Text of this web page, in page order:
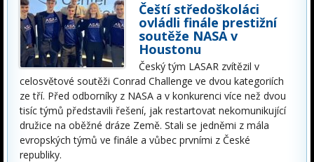
Čeští středoškoláci
ovládli finále prestižní
soutěže NASA v
Houstonu
Český tým LASAR zvítězil v
celosvětové soutěži Conrad Challenge ve dvou kategoriích
ze tří. Před odborníky z NASA a v konkurenci více než dvou
tisíc týmů představili řešení, jak restartovat nekomunikující
družice na oběžné dráze Země. Stali se jedněmi z mála
evropských týmů ve finále a vůbec prvními z České
republiky.